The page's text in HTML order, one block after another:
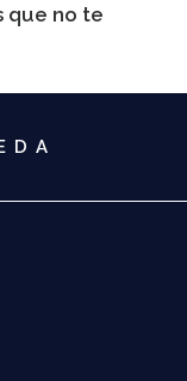
que no te